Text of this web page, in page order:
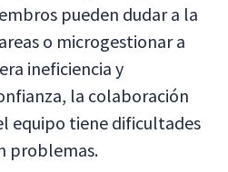
pueden dudar a la
o microgestionar a
ineficiencia y
la colaboración
equipo tiene dificultades
problemas.